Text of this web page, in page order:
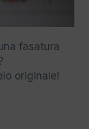
fasatura
originale!